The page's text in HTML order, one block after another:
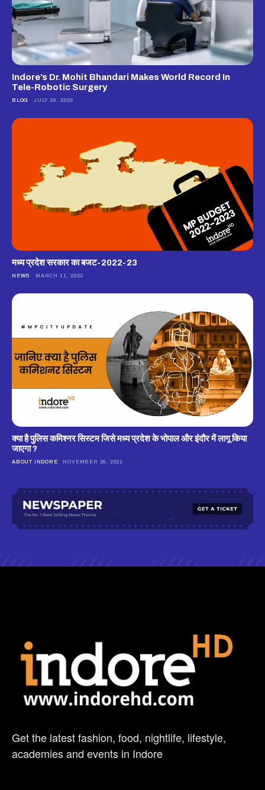
Indore’s Dr. Mohit Bhandari Makes World Record In
Tele-Robotic Surgery
BLOG JULY 28, 2026
मध्य प्रदेश सरकार का बजट-2022-23
NEWS MARCH 11, 2022
क्‍या है पुलिस कमिश्‍नर सिस्‍टम जिसे मध्‍य प्रदेश के भोपाल और इंदौर में लागू किया
जाएगा ?
ABOUT INDORE NOVEMBER 29, 2021
Get the latest fashion, food, nightlife, lifestyle,
academies and events in Indore